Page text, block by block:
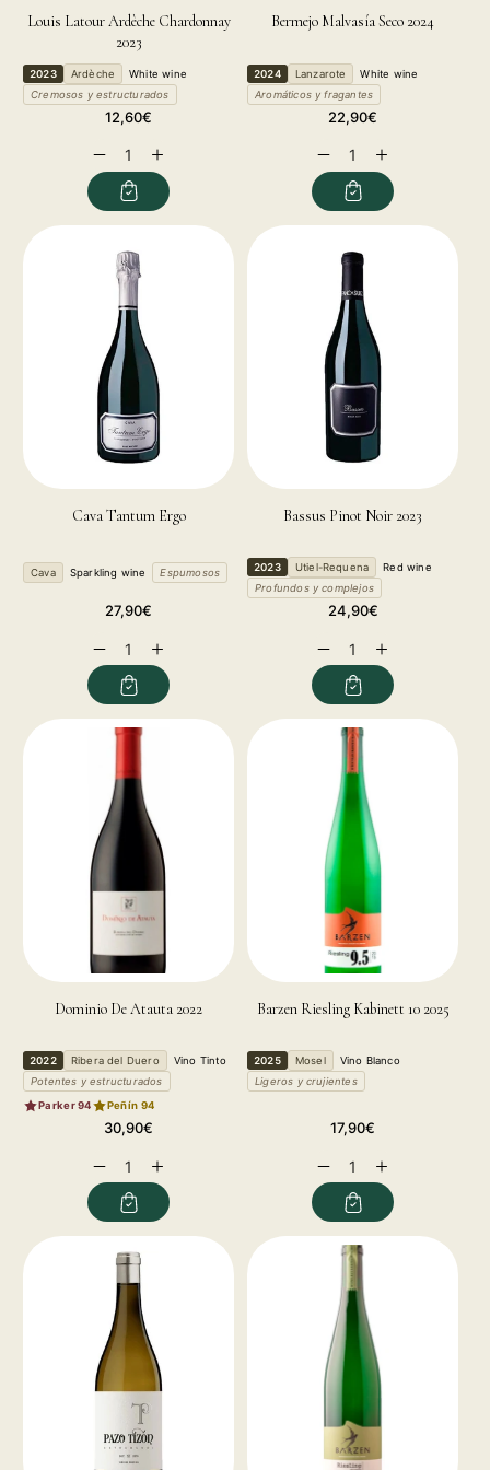
Louis Latour Ardèche Chardonnay
2023
2023 Ardèche
White wine
Cremosos y estructurados
Regular
12,60€
Decrease
quantity
Increase
quantity
for
Bermejo Malvasía Seco 2024
2024 Lanzarote
White wine
Aromáticos y fragantes
Regular
22,90€
Decrease
quantity
Increase
quantity
for
Cava Tantum Ergo
Cava Sparkling wine Espumosos
Regular
27,90€
Decrease
quantity
Increase
quantity
for
Bassus Pinot Noir 2023
2023 Utiel-Requena
Red wine
Profundos y complejos
Regular
24,90€
Decrease
quantity
Increase
quantity
for
Dominio De Atauta 2022
2022 Ribera del Duero
Vino Tinto
Potentes y estructurados
Parker 94
Peñín 94
Regular
30,90€
Decrease
quantity
Increase
quantity
for
Barzen Riesling Kabinett 10 2025
2025 Mosel
Vino Blanco
Ligeros y crujientes
Regular
17,90€
Decrease
quantity
Increase
quantity
for